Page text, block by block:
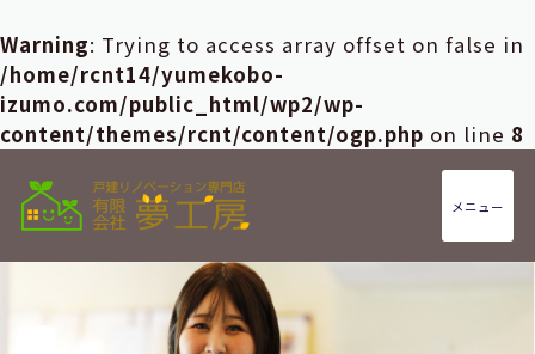
Warning: Trying to access array offset on false in
/home/rcnt14/yumekobo-
izumo.com/public_html/wp2/wp-
content/themes/rcnt/content/ogp.php on line 8
メニュー